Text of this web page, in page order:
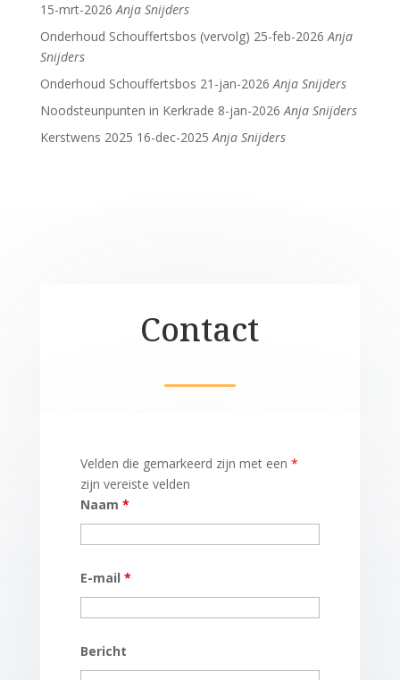
15-mrt-2026 Anja Snijders
Onderhoud Schouffertsbos (vervolg) 25-feb-2026 Anja
Snijders
Onderhoud Schouffertsbos 21-jan-2026 Anja Snijders
Noodsteunpunten in Kerkrade 8-jan-2026 Anja Snijders
Kerstwens 2025 16-dec-2025 Anja Snijders
Contact
Velden die gemarkeerd zijn met een *
zijn vereiste velden
Naam *
E-mail *
Bericht